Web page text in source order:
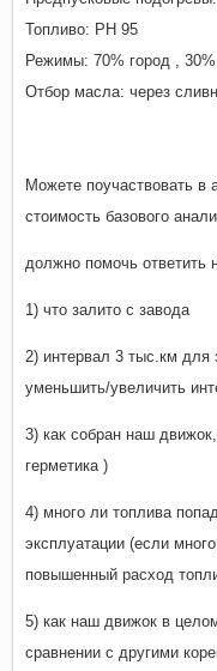
Топливо: РН 95
Режимы: 70% город , 30%
Отбор масла: через
Можете поучаствовать в
стоимость базового
должно помочь
1) что залито с завода
2) интервал 3 тыс.км для
уменьшить/увеличить
3) как собран наш
герметика )
4) много ли топлива
эксплуатации (если
повышенный расход
5) как наш движок в
сравнении с другими